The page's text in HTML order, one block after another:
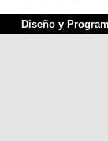
Diseño y